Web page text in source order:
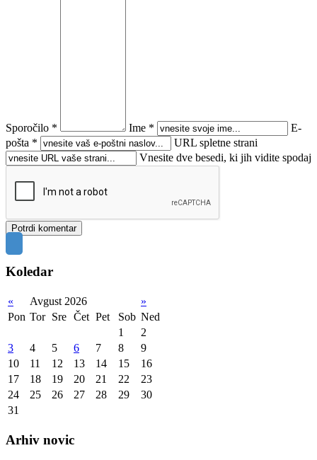
Sporočilo * Ime *
E-
pošta *
URL spletne strani
Vnesite dve besedi, ki jih vidite spodaj
Koledar
« Avgust 2026
»
Pon Tor Sre Čet Pet Sob Ned
1
2
3
4 5 6 7 8
9
10
11 12 13 14 15
16
17
18 19 20 21 22
23
24
25 26 27 28 29
30
31
Arhiv novic